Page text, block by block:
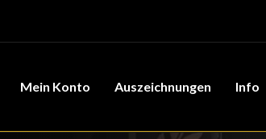
Mein Konto Auszeichnungen Info